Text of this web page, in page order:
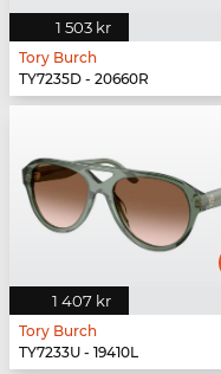
1 503 kr
Tory Burch
TY7235D - 20660R
1 407 kr
Tory Burch
TY7233U - 19410L